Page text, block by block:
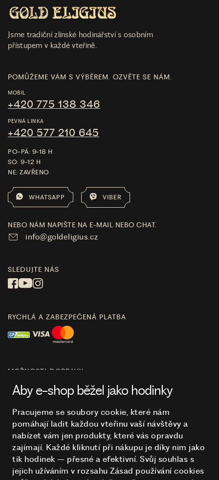
Jsme tradiční zlínské hodinářství s osobním
přístupem v každé vteřině.
O NÁKUPU
HODINKY
POMŮŽEME VÁM S VÝBĚREM. OZVĚTE SE NÁM.
MOBIL
+420 775 138 346
PEVNÁ LINKA
+420 577 210 645
PO-PÁ: 9-18 H
SO: 9-12 H
NE: ZAVŘENO
WHATSAPP VIBER
NEBO NÁM NAPIŠTE NA E-MAIL NEBO CHAT.
info@goldeligius.cz
SLEDUJTE NÁS
RYCHLÁ A ZABEZPEČENÁ PLATBA
MOŽNOSTI DOPRAVY
Aby e-shop běžel jako hodinky
Pracujeme se soubory cookie, které nám
pomáhají ladit každou vteřinu vaší návštěvy a
nabízet vám jen produkty, které vás opravdu
zajímají. Každé kliknutí při nákupu je díky nim jako
tik hodinek – přesné a efektivní. Svůj souhlas s
jejich užíváním v rozsahu Zásad používání cookies